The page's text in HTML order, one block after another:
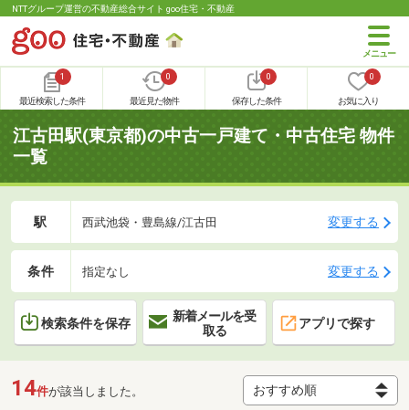
NTTグループ運営の不動産総合サイト goo住宅・不動産
1
最近検索した条件
0
最近見た物件
0
保存した条件
0
お気に入り
江古田駅(東京都)の中古一戸建て・中古住宅 物件
一覧
駅 西武池袋・豊島線/江古田 変更する
条件 指定なし 変更する
検索条件を保存
新着メールを受
取る
アプリで探す
14件が該当しました。